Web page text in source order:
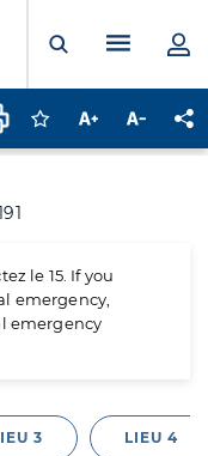
Ouvrir laMenu
Connectez-vous
Augmenter la
le 15. If you
emergency,
emergency
3 LIEU 4